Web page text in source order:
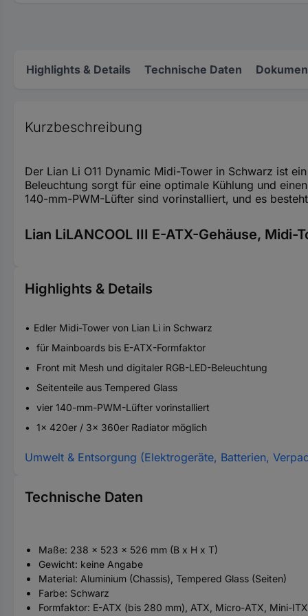
Highlights & Details Technische Daten
Kurzbeschreibung
Der Lian Li O11 Dynamic Midi-Tower in Schwarz ist
Beleuchtung sorgt für eine optimale Kühlung und
140-mm-PWM-Lüfter sind vorinstalliert, und es
Lian LiLANCOOL III E-ATX-Gehäuse, Midi-
Highlights & Details
Edler Midi-Tower von Lian Li in Schwarz
für Mainboards bis E-ATX-Formfaktor
Front mit Mesh und digitaler RGB-LED-Beleuchtung
Seitenteile aus Tempered Glass
vier 140-mm-PWM-Lüfter vorinstalliert
1x 420er / 3x 360er Radiator möglich
Umwelt & Entsorgung (Elektrogeräte, Batterien,
Technische Daten
Maße: 238 x 523 x 526 mm (B x H x T)
Gewicht: keine Angabe
Material: Aluminium (Chassis), Tempered Glass (Seiten)
Farbe: Schwarz
Formfaktor: E-ATX (bis 280 mm), ATX, Micro-ATX, Mini-ITX